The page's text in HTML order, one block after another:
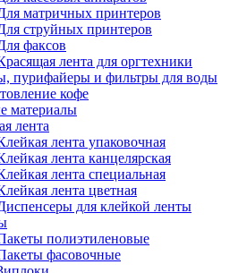
матричных принтеров
струйных принтеров
факсов
лента для оргтехники
пурифайеры и фильтры для воды
кофе
материалы
лента
лента упаковочная
лента канцелярская
лента специальная
лента цветная
для клейкой ленты
полиэтиленовые
фасовочные